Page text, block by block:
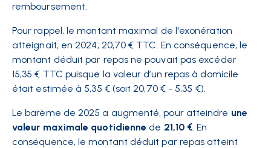
remboursement.
Pour rappel, le montant maximal de l'exonération
atteignait, en 2024, 20,70 € TTC. En conséquence, le
montant déduit par repas ne pouvait pas excéder
15,35 € TTC puisque la valeur d’un repas à domicile
était estimée à 5,35 € (soit 20,70 € - 5,35 €).
Le barème de 2025 a augmenté, pour atteindre une
valeur maximale quotidienne de 21,10 €. En
conséquence, le montant déduit par repas atteint